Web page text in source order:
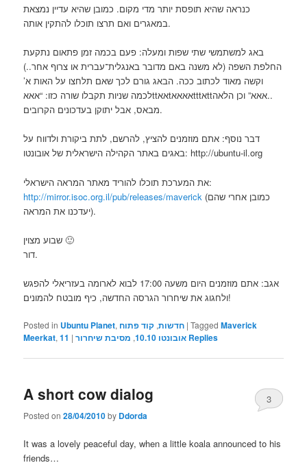
כנראה שהיא תופסת יותר מדי מקום. כמובן שהיא עדיין נמצאת
במאגרים ואם תרצו תוכלו להתקין אותה.
באג למשתמשי שתי שפות ומעלה: פעם בכמה זמן פתאום נתקעת
החלפת השפה (לא משנה באם מדובר באנגלית־עברית או צרוף אחר..)
וקשה מאוד לכתוב ככה. הבאג גורם לכך שאם תלחצו על האות א’
לכמה שניות תקבלו שורה כזו: “אאאttאאtאאאאtttאttאאא” וכן הלאה..
מבאס, אבל יתוקן בעדכונים הקרובים.
דבר נוסף: אתם מוזמנים להציץ, להרשם, לתת ביקורת ולדווח על
באגים באתר הקהילה הישראלית של אובונטו: http://ubuntu-il.org
את המערכת תוכלו להוריד מאתר המראה הישראלי:
http://mirror.isoc.org.il/pub/releases/maverick (כמובן אחרי שהם
יעדכנו את המראה).
שבוע מצוין 🙂
דור.
אגב: אתם מוזמנים היום משעה 17:00 לבוא לארומה בעזריאלי להפגש
ולחגוג את שיחרור הגרסה החדשה, כיף מובטח להמונים!
Posted in Ubuntu Planet, חדשות, קוד פתוח |Tagged Maverick
Meerkat, אובונטו 10.10 , מסיבת שיחרור |
11 Replies
A short cow dialog
Posted on28/04/2010by Ddorda
3
It was a lovely peaceful day, when a little koala announced to his
friends…